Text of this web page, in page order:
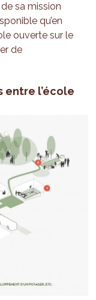
sa mission
qu’en
ouverte sur le
de
entre l’école